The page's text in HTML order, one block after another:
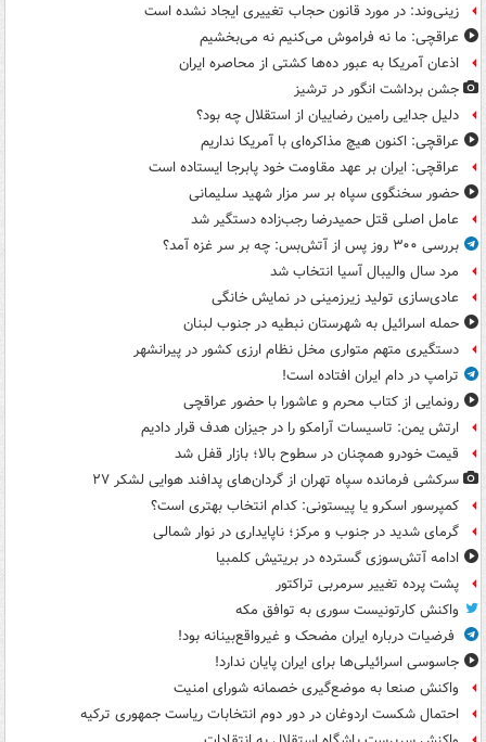
زینی‌وند: در مورد قانون حجاب تغییری ایجاد نشده است
عراقچی: ما نه فراموش می‌کنیم نه می‌بخشیم
اذعان آمریکا به عبور ده‌ها کشتی از محاصره ایران
جشن برداشت انگور در ترشیز
دلیل جدایی رامین رضاییان از استقلال چه بود؟
عراقچی: اکنون هیچ مذاکره‌ای با آمریکا نداریم
عراقچی: ایران بر عهد مقاومت خود پابرجا ایستاده است
حضور سخنگوی سپاه بر سر مزار شهید سلیمانی
عامل اصلی قتل حمیدرضا رجب‌زاده دستگیر شد
بررسی ۳۰۰ روز پس از آتش‌بس: چه بر سر غزه آمد؟
مرد سال والیبال آسیا انتخاب شد
عادی‌سازی تولید زیرزمینی در نمایش خانگی
حمله اسرائیل به شهرستان نبطیه در جنوب لبنان
دستگیری متهم متواری مخل نظام ارزی کشور در پیرانشهر
ترامپ در دام ایران افتاده است!
رونمایی از کتاب محرم و عاشورا با حضور عراقچی
ارتش یمن: تاسیسات آرامکو را در جیزان هدف قرار دادیم
قیمت خودرو همچنان در سطوح بالا؛ بازار قفل شد
سرکشی فرمانده سپاه تهران از گردان‌های پدافند هوایی لشکر ۲۷
کمپرسور اسکرو یا پیستونی: کدام انتخاب بهتری است؟
گرمای شدید در جنوب و مرکز؛ ناپایداری در نوار شمالی
ادامه آتش‌سوزی گسترده در بریتیش کلمبیا
پشت پرده تغییر سرمربی تراکتور
واکنش کارتونیست سوری به توافق مکه
فرضیات درباره ایران مضحک و غیرواقع‌بینانه بود!
جاسوسی اسرائیلی‌ها برای ایران پایان ندارد!
واکنش صنعا به موضع‌گیری خصمانه شورای امنیت
احتمال شکست اردوغان در دور دوم انتخابات ریاست جمهوری ترکیه